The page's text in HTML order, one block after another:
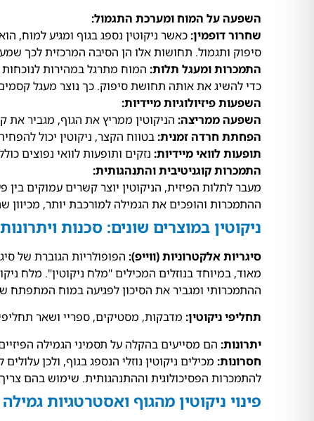
השפעה על המוח ומערכת התגמול:
שחרור דופמין:כאשר ניקוטין נספג בגוף ומגיע למוח,
סיפוק ותגמול. תחושות אלו הן הסיבה המרכזית לכך
התמכרות ומעגל תלות: המוח מתרגל במהירות לנוכחות
כדי להשיג את אותה תחושת סיפוק. כך נוצר מעגל קסמים
השפעות פיזיולוגיות מיידיות:
השפעה ממריצה: הניקוטין ממריץ את הגוף, מגביר
הפחתת חרדה זמנית:בטווח הקצר, ניקוטין יכול
תופעות לוואי מיידיות: נזקים ותופעות לוואי נפוצים
התמכרות קוגניטיבית והתנהגותית:
מעבר לתלות הפיזית, הניקוטין יוצר קשרים עמוקים
ההתמכרות והופכים את הגמילה למורכבת יותר, מכיוון
ניקוטין במוצרים שונים: סכנות
סיגריות אלקטרוניות (ווייפ): הפופולריות הגוברת של
מאוד, במיוחד בנוזלים המכילים "מלח ניקוטין". מלח
ההתמכרותי ומגביר את הסיכון לפגיעה במוח המתפתח
תחליפי ניקוטין: מדבקות, מסטיקים, ספריי ושאר
יתרונות: הם מסייעים בהקלה על תסמיני הגמילה
חסרונות: מכילים ניקוטין נוזלי הנספג בגוף, ולכן
להתמכרות הפסיכולוגית וההתנהגותית. שימוש בהם
פינוי ניקוטין מהגוף ואסטרטגיות גמילה